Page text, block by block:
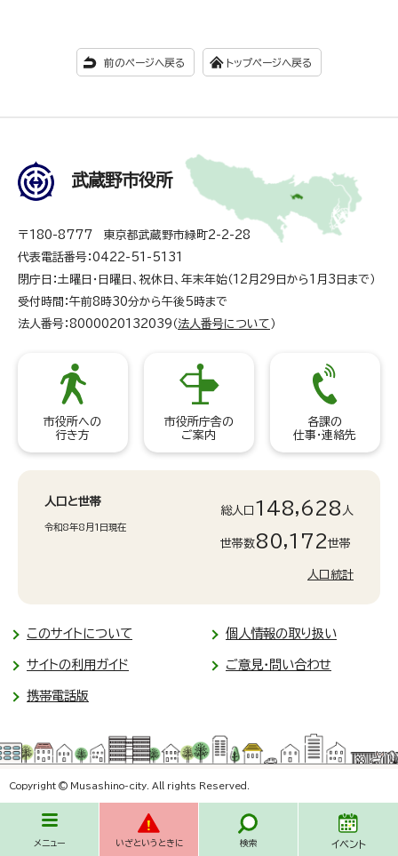
前のページへ戻る トップページへ戻る
メニュー いざというときに 検索 イベント
武蔵野市役所
〒180-8777 東京都武蔵野市緑町2-2-28
代表電話番号：0422-51-5131
閉庁日：土曜日・日曜日、祝休日、年末年始（12月29日から1月3日まで）
受付時間：午前8時30分から午後5時まで
法人番号：8000020132039（ 法人番号について ）
市役所への
行き方
市役所庁舎の
ご案内
各課の
仕事・連絡先
人口と世帯
令和8年8月1日現在
総人口 148,628 人
世帯数80,172世帯
人口統計
このサイトについて 個人情報の取り扱い
サイトの利用ガイド ご意見・問い合わせ
携帯電話版
Copyright © Musashino-city. All rights Reserved.